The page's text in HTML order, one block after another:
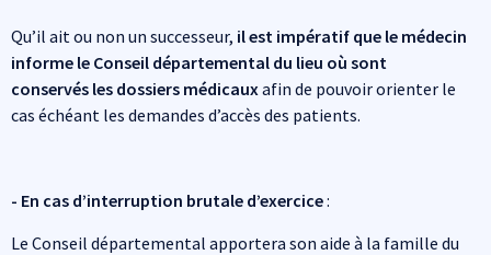
Qu’il ait ou non un successeur, il est impératif que le médecin
informe le Conseil départemental du lieu où sont
conservés les dossiers médicauxafin de pouvoir orienter le
cas échéant les demandes d’accès des patients.
- En cas d’interruption brutale d’exercice:
Le Conseil départemental apportera son aide à la famille du